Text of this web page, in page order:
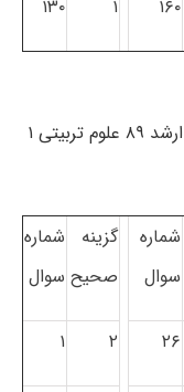
۱۶۰ ۱ ۱۳۰
دریافت رایگان سوالات آزمون کارشناسی ارشد ۸۹ علوم تربیتی ۱
شماره
سوال
گزینه
صحیح
شماره
سوال
۲۶ ۲ ۱